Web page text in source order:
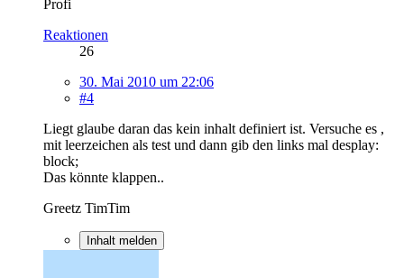
Profi
Reaktionen
26
30. Mai 2010 um 22:06
#4
Liegt glaube daran das kein inhalt definiert ist. Versuche es ,
mit leerzeichen als test und dann gib den links mal desplay:
block;
Das könnte klappen..
Greetz TimTim
Inhalt melden